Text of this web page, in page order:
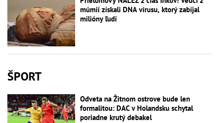
múmií získali DNA vírusu, ktorý zabíjal
milióny ľudí
ŠPORT
Odveta na Žitnom ostrove bude len
formalitou: DAC v Holandsku schytal
poriadne krutý debakel